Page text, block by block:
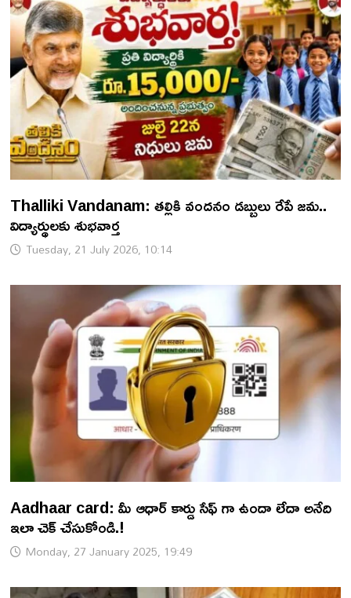
Thalliki Vandanam: తల్లికి వందనం డబ్బులు రేపే జమ..
విద్యార్థులకు శుభవార్త
Tuesday, 21 July 2026, 10:14
Aadhaar card: మీ ఆధార్ కార్డు సేఫ్ గా ఉందా లేదా అనేది
ఇలా చెక్ చేసుకోండి.!
Monday, 27 January 2025, 19:49